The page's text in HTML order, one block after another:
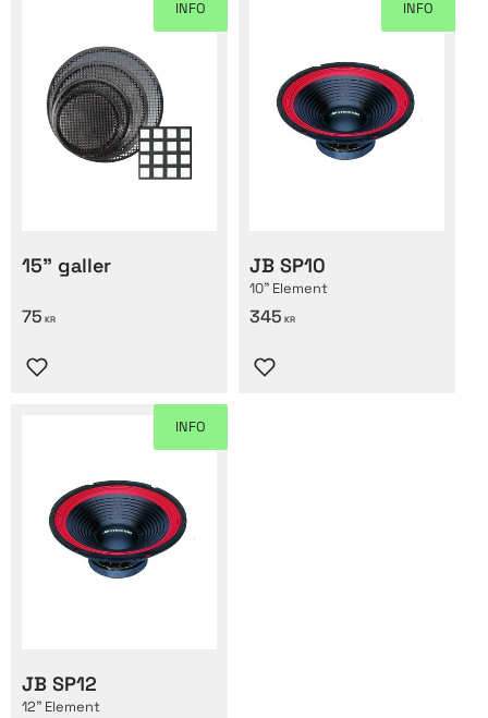
15" galler
75 KR
Lägg till i favoriter
INFO
JB SP10
10" Element
345 KR
Lägg till i favoriter
INFO
JB SP12
12" Element
INFO